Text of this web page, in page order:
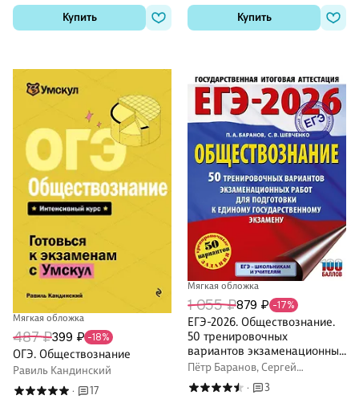
Купить
Купить
Мягкая обложка
487 ₽399 ₽ -18%
ОГЭ. Обществознание
Равиль Кандинский
·
17
Мягкая обложка
1 055 ₽879 ₽ -17%
ЕГЭ-2026. Обществознание.
50 тренировочных
вариантов экзаменационных
работ для подготовки к ЕГЭ
Пётр Баранов, Сергей
Шевченко
·
3